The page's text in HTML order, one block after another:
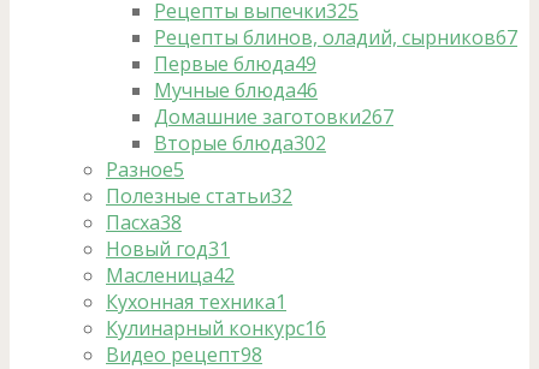
Рецепты выпечки325
Рецепты блинов, оладий, сырников67
Первые блюда49
Мучные блюда46
Домашние заготовки267
Вторые блюда302
Разное5
Полезные статьи32
Пасха38
Новый год31
Масленица42
Кухонная техника1
Кулинарный конкурс16
Видео рецепт98